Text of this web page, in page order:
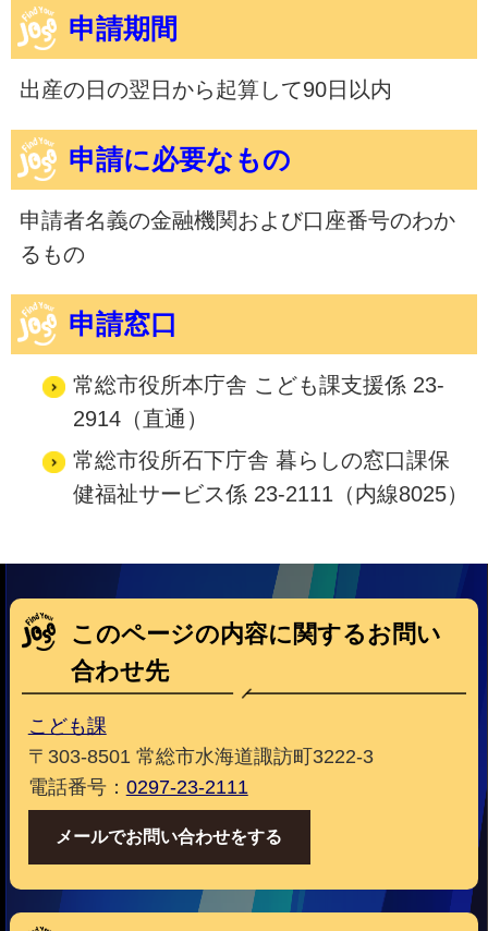
申請期間
出産の日の翌日から起算して90日以内
申請に必要なもの
申請者名義の金融機関および口座番号のわか
るもの
申請窓口
常総市役所本庁舎 こども課支援係 23-
2914（直通）
常総市役所石下庁舎 暮らしの窓口課保
健福祉サービス係 23-2111（内線8025）
このページの内容に関するお問い
合わせ先
こども課
〒303-8501 常総市水海道諏訪町3222-3
電話番号： 0297-23-2111
メールでお問い合わせをする